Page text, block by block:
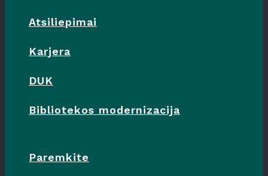
Atsiliepimai
Karjera
DUK
Bibliotekos modernizacija
Paremkite